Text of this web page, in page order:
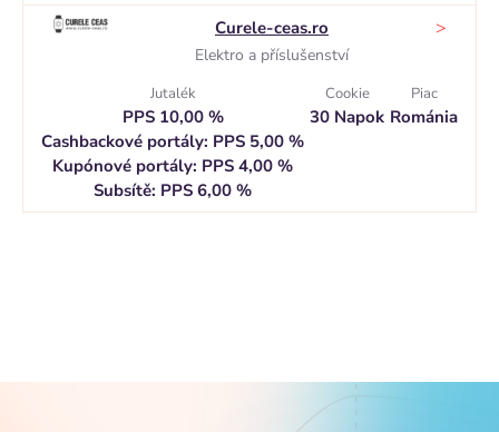
Curele-ceas.ro
Elektro a příslušenství
>
Jutalék
PPS 10,00 %
Cashbackové portály: PPS 5,00 %
Kupónové portály: PPS 4,00 %
Subsítě: PPS 6,00 %
Cookie
30 Napok
Piac
Románia